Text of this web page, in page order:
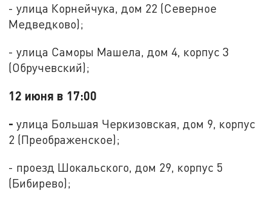
- улица Корнейчука, дом 22 (Северное
Медведково);
- улица Саморы Машела, дом 4, корпус 3
(Обручевский);
12 июня в 17:00
-улица Большая Черкизовская, дом 9, корпус
2 (Преображенское);
- проезд Шокальского, дом 29, корпус 5
(Бибирево);